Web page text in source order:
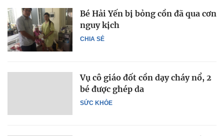
CHIA SẺ
Bé Hải Yến bị bỏng cồn đã qua cơn
nguy kịch
SỨC KHỎE
Vụ cô giáo đốt cồn dạy cháy nổ, 2
bé được ghép da